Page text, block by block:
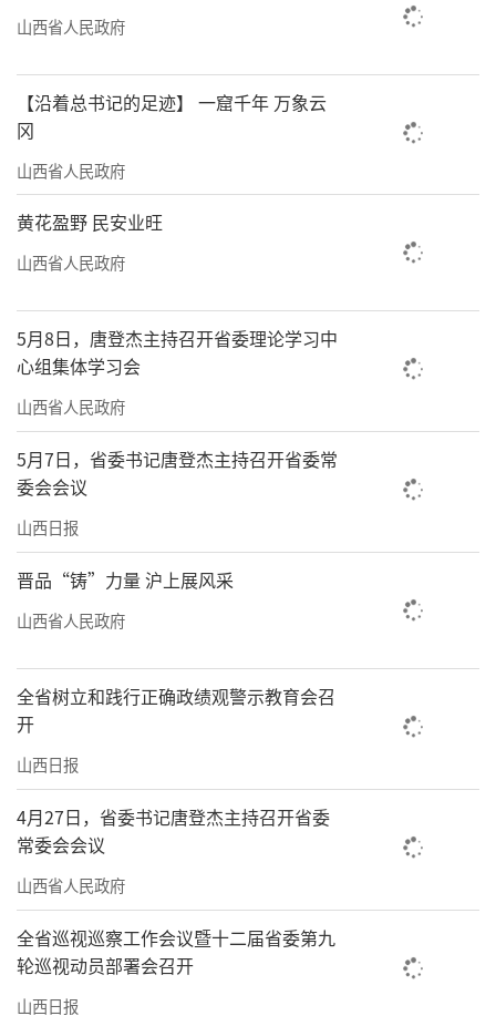
山西省人民政府
【沿着总书记的足迹】 一窟千年 万象云
冈
山西省人民政府
黄花盈野 民安业旺
山西省人民政府
5月8日，唐登杰主持召开省委理论学习中
心组集体学习会
山西省人民政府
5月7日，省委书记唐登杰主持召开省委常
委会会议
山西日报
晋品“铸”力量 沪上展风采
山西省人民政府
全省树立和践行正确政绩观警示教育会召
开
山西日报
4月27日，省委书记唐登杰主持召开省委
常委会会议
山西省人民政府
全省巡视巡察工作会议暨十二届省委第九
轮巡视动员部署会召开
山西日报